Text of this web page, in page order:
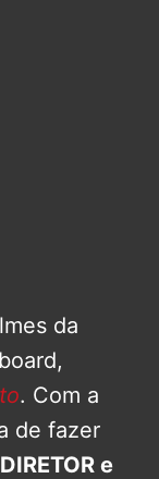
da
. Com a
de fazer
e